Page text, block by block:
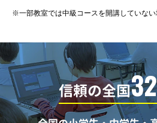
※一部教室では中級コースを開講していない
信頼の全国